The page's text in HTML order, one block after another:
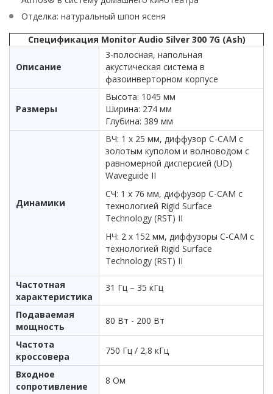
Отделка: натуральный шпон ясеня
Спецификация Monitor Audio Silver 300 7G (Ash)
Описание
3-полосная, напольная
акустическая система в
фазоинверторном корпусе
Размеры
Высота: 1045 мм
Ширина: 274 мм
Глубина: 389 мм
Динамики
ВЧ: 1 х 25 мм, диффузор C-CAM с
золотым куполом и волноводом с
равномерной дисперсией (UD)
Waveguide II
СЧ: 1 х 76 мм, диффузор C-CAM с
технологией Rigid Surface
Technology (RST) II
НЧ: 2 х 152 мм, диффузоры C-CAM с
технологией Rigid Surface
Technology (RST) II
Частотная
характеристика
31 Гц – 35 кГц
Подаваемая
мощность
80 Вт - 200 Вт
Частота
кроссовера
750 Гц / 2,8 кГц
Входное
сопротивление
8 Ом